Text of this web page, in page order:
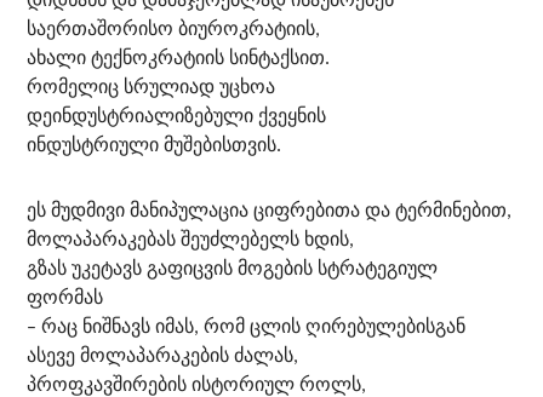
საერთაშორისო ბიუროკრატიის,
ახალი ტექნოკრატიის სინტაქსით.
რომელიც სრულიად უცხოა
დეინდუსტრიალიზებული ქვეყნის
ინდუსტრიული მუშებისთვის.
ეს მუდმივი მანიპულაცია ციფრებითა და ტერმინებით,
მოლაპარაკებას შეუძლებელს ხდის,
გზას უკეტავს გაფიცვის მოგების სტრატეგიულ
ფორმას
– რაც ნიშნავს იმას, რომ ცლის ღირებულებისგან
ასევე მოლაპარაკების ძალას,
პროფკავშირების ისტორიულ როლს,